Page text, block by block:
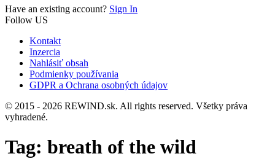
Have an existing account? Sign In
Follow US
Kontakt
Inzercia
Nahlásiť obsah
Podmienky používania
GDPR a Ochrana osobných údajov
© 2015 - 2026 REWIND.sk. All rights reserved. Všetky práva
vyhradené.
Tag: breath of the wild